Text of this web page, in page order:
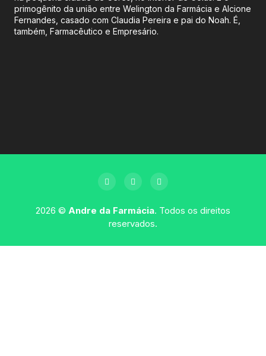
primogênito da união entre Welington da Farmácia e Alcione
Fernandes, casado com Claudia Pereira e pai do Noah. É,
também, Farmacêutico e Empresário.
2026 © Andre da Farmácia. Todos os direitos
reservados.